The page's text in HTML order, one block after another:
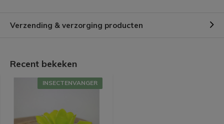
DoorDanielle- 24-05-2023 21:13
was best nieuwsgierig. Door de goede verpakking
tijdens het bezorgen en de goede zorgen van jullie,
zagen al de plantjes er prima uit, maar deze was
Verzending & verzorging producten
Recent bekeken
INSECTENVANGER